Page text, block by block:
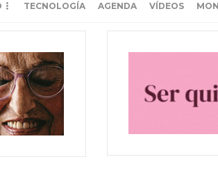
TECNOLOGÍA AGENDA VÍDEOS